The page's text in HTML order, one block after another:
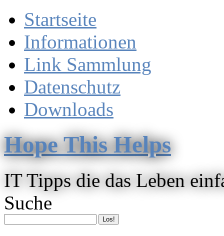
Startseite
Informationen
Link Sammlung
Datenschutz
Downloads
Hope This Helps
IT Tipps die das Leben
Suche